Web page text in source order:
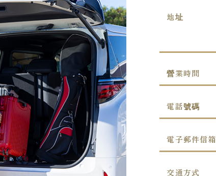
地址
營業時間
電話號碼
電子郵件信箱
交通方式